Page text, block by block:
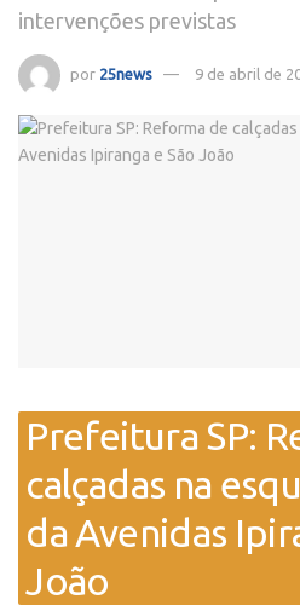
intervenções previstas
por 25news 9 de abril de
Prefeitura SP:
calçadas na
da Avenidas
João